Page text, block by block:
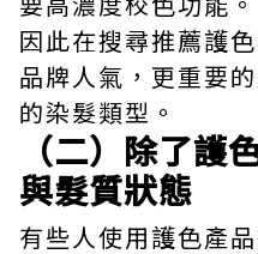
因此在搜尋推薦護
品牌人氣，更重要
的染髮類型。
（二）除了護
與髮質狀態
有些人使用護色產